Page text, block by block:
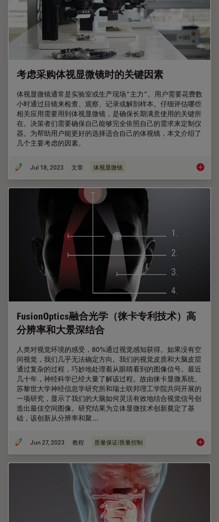
考虑采购体视显微镜时的关键因素
体视显微镜通常是实验室或生产现场“主力”。用户需要花费数
小时通过目镜来检查、观察、记录或解剖样本。仔细评估哪些
相关应用需要用到体视显微镜，是确保长期满意使用的关键所
在。决策者们需要确保自己能够完全依照自己的需求来定制仪
器。为帮助用户能更好的选择适合自己的体视镜，本文介绍了
几个主要考虑的因素。
Jul 18, 2023 文章 体视显微镜 考虑采
FusionOptics融合光学（徕卡专利技术）高
分辨率和大景深结合
人类对视觉环境的感受，80%通过视觉感知获得。如果没有空
间视觉，我们几乎无法确定方向。我们的视觉皮质和大脑皮层
通过复杂的过程，巧妙地处理着从眼睛看到的图像信号。最近
几十年，神经科学已经大量了解该过程。故由徕卡显微系统、
苏黎世大学神经信息学研究所和瑞士联邦理工学院共同开展的
一项研究，显示了我们的大脑如何灵活有效地结合视觉信号创
造出最佳空间图像。研究结果为立体显微技术创新奠定了基
础，该创新从分辨率和聚…
Jun 27, 2023 教程 质量保证/质量控制